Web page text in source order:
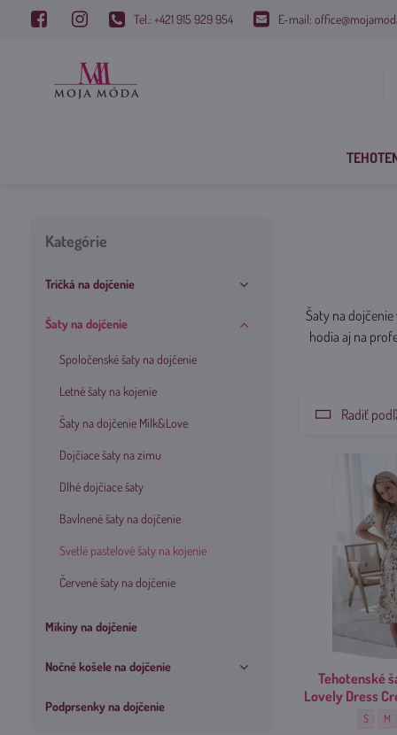
Tel.: +421 915 929 954 E-mail:
Šaty na
hodia aj na
Radiť
Tehotenské
Lovely Dress
S M
Kategórie
Tričká na dojčenie
Šaty na dojčenie
Spoločenské šaty na dojčenie
Letné šaty na kojenie
Šaty na dojčenie Milk&Love
Dojčiace šaty na zimu
Dlhé dojčiace šaty
Bavlnené šaty na dojčenie
Svetlé pastelové šaty na kojenie
Červené šaty na dojčenie
Mikiny na dojčenie
Nočné košele na dojčenie
Podprsenky na dojčenie